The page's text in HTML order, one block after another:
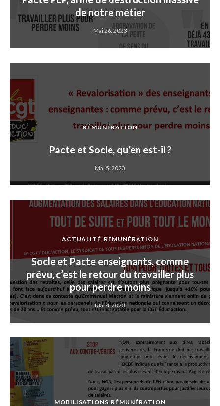
de notre métier
Mai 26, 2023
RÉMUNÉRATION
Pacte et Socle, qu’en est-il ?
Mai 5, 2023
ACTUALITÉ RÉMUNÉRATION
Socle et Pacte enseignants, comme
prévu, c’est le retour du travailler plus
pour perdre moins
Mai 4, 2023
MOBILISATIONS RÉMUNÉRATION